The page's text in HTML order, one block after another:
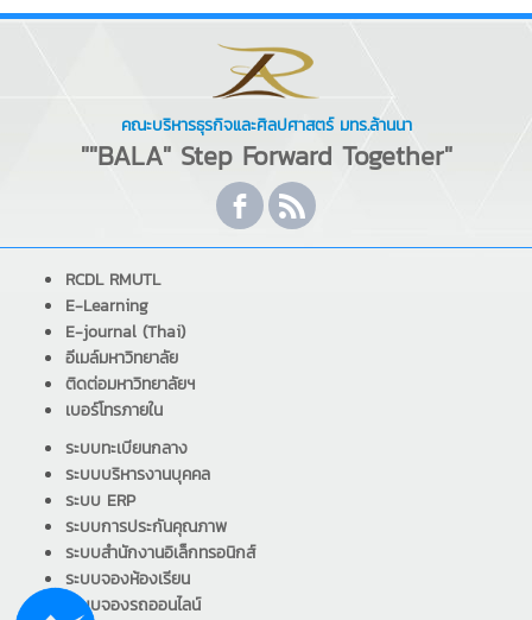
คณะบริหารธุรกิจและศิลปศาสตร์ มทร.ล้านนา
""BALA" Step Forward Together"
RCDL RMUTL
E-Learning
E-journal (Thai)
อีเมล์มหาวิทยาลัย
ติดต่อมหาวิทยาลัยฯ
เบอร์โทรภายใน
ระบบทะเบียนกลาง
ระบบบริหารงานบุคคล
ระบบ ERP
ระบบการประกันคุณภาพ
ระบบสำนักงานอิเล็กทรอนิกส์
ระบบจองห้องเรียน
ระบบจองรถออนไลน์